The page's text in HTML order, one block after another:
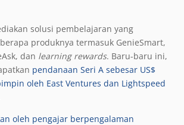
solusi pembelajaran yang
produknya termasuk GenieSmart,
dan learning rewards. Baru-baru ini,
pendanaan Seri A sebesar US$
oleh East Ventures dan Lightspeed
oleh pengajar berpengalaman